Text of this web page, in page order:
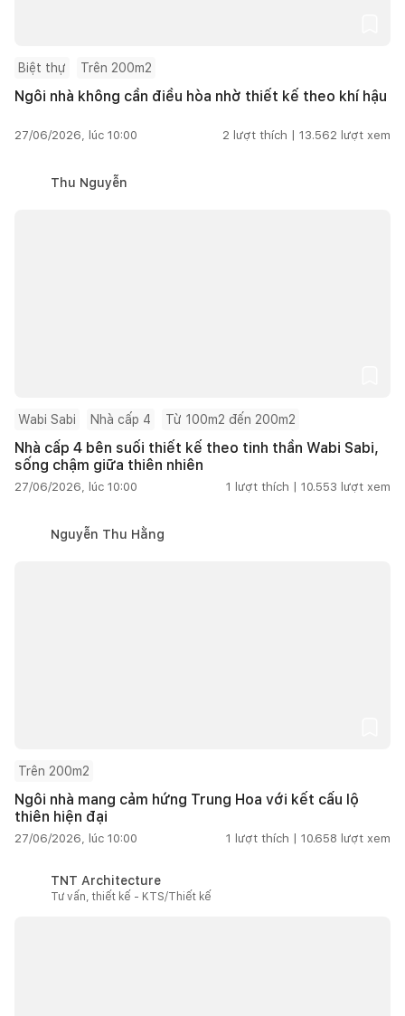
Biệt thự Trên 200m2
Ngôi nhà không cần điều hòa nhờ thiết kế theo khí hậu
27/06/2026, lúc 10:00 2 lượt thích | 13.562 lượt xem
Thu Nguyễn
Wabi Sabi Nhà cấp 4 Từ 100m2 đến 200m2
Nhà cấp 4 bên suối thiết kế theo tinh thần Wabi Sabi,
sống chậm giữa thiên nhiên
27/06/2026, lúc 10:00 1 lượt thích | 10.553 lượt xem
Nguyễn Thu Hằng
Trên 200m2
Ngôi nhà mang cảm hứng Trung Hoa với kết cấu lộ
thiên hiện đại
27/06/2026, lúc 10:00 1 lượt thích | 10.658 lượt xem
TNT Architecture
Tư vấn, thiết kế - KTS/Thiết kế